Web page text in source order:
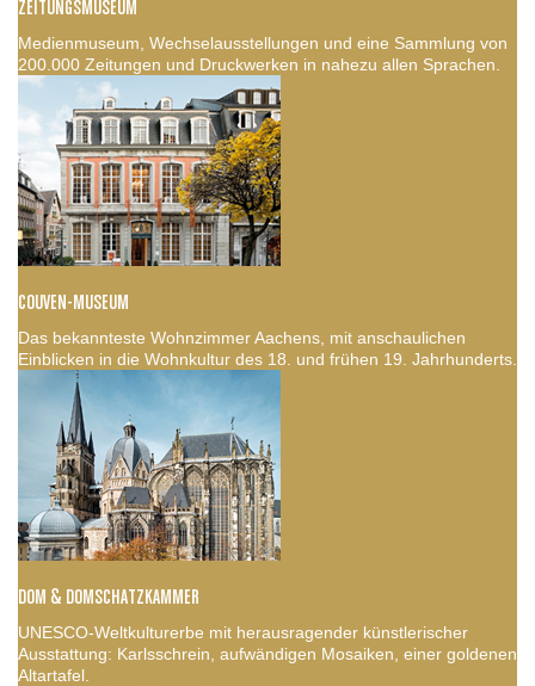
ZEITUNGSMUSEUM
Medienmuseum, Wechselausstellungen und eine Sammlung von
200.000 Zeitungen und Druckwerken in nahezu allen Sprachen.
COUVEN-MUSEUM
Das bekannteste Wohnzimmer Aachens, mit anschaulichen
Einblicken in die Wohnkultur des 18. und frühen 19. Jahrhunderts.
DOM & DOMSCHATZKAMMER
UNESCO-Weltkulturerbe mit herausragender künstlerischer
Ausstattung: Karlsschrein, aufwändigen Mosaiken, einer goldenen
Altartafel.